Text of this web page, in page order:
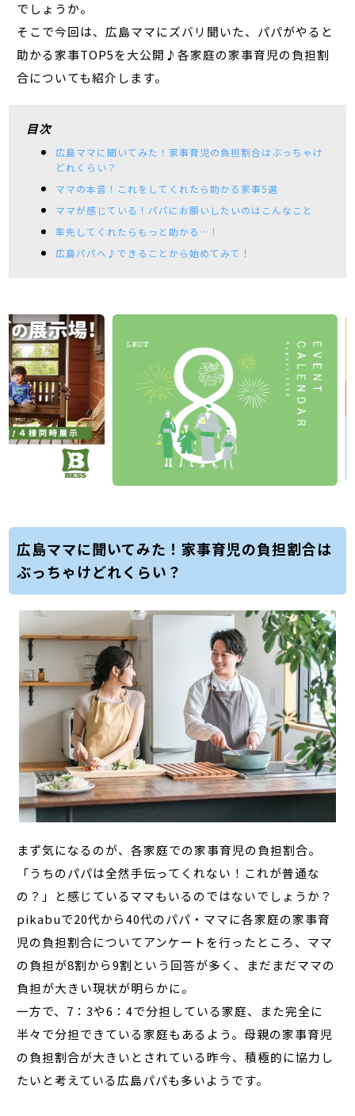
でしょうか。
そこで今回は、広島ママにズバリ聞いた、パパがやると
助かる家事TOP5を大公開♪各家庭の家事育児の負担割
合についても紹介します。
目次
広島ママに聞いてみた！家事育児の負担割合はぶっちゃけ
どれくらい？
ママの本音！これをしてくれたら助かる家事5選
ママが感じている！パパにお願いしたいのはこんなこと
率先してくれたらもっと助かる…！
広島パパへ♪できることから始めてみて！
広島ママに聞いてみた！家事育児の負担割合は
ぶっちゃけどれくらい？
まず気になるのが、各家庭での家事育児の負担割合。
「うちのパパは全然手伝ってくれない！これが普通な
の？」と感じているママもいるのではないでしょうか？
pikabuで20代から40代のパパ・ママに各家庭の家事育
児の負担割合についてアンケートを行ったところ、ママ
の負担が8割から9割という回答が多く、まだまだママの
負担が大きい現状が明らかに。
一方で、7：3や6：4で分担している家庭、また完全に
半々で分担できている家庭もあるよう。母親の家事育児
の負担割合が大きいとされている昨今、積極的に協力し
たいと考えている広島パパも多いようです。